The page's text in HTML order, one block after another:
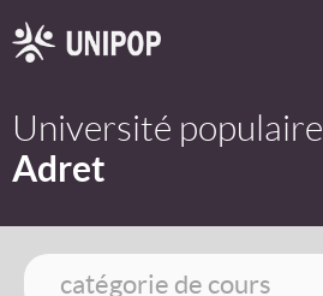
Université populaire
Adret